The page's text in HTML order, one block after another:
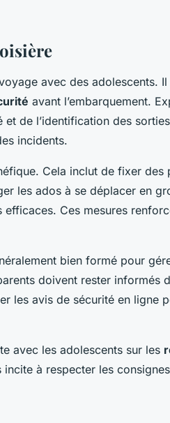
avec des adolescents.
avant l’embarquement.
de l’identification des
incidents.
Cela inclut de fixer des
les ados à se déplacer en
Ces mesures
bien formé pour
doivent rester informés
les avis de sécurité en ligne
avec les adolescents sur les
à respecter les